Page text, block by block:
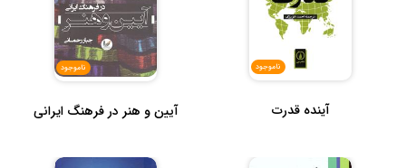
ناموجود
آینده قدرت
ناموجود
آیین و هنر در فرهنگ ایرانی